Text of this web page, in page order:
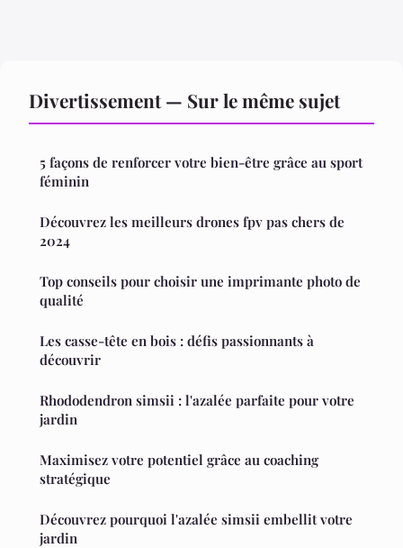
Divertissement — Sur le même sujet
5 façons de renforcer votre bien-être grâce au sport
féminin
Découvrez les meilleurs drones fpv pas chers de
2024
Top conseils pour choisir une imprimante photo de
qualité
Les casse-tête en bois : défis passionnants à
découvrir
Rhododendron simsii : l'azalée parfaite pour votre
jardin
Maximisez votre potentiel grâce au coaching
stratégique
Découvrez pourquoi l'azalée simsii embellit votre
jardin